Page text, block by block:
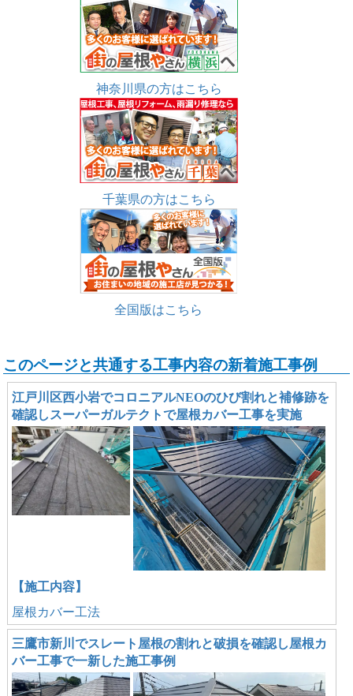
神奈川県の方はこちら
千葉県の方はこちら
全国版はこちら
このページと共通する工事内容の新着施工事例
江戸川区西小岩でコロニアルNEOのひび割れと補修跡を
確認しスーパーガルテクトで屋根カバー工事を実施
【施工内容】
屋根カバー工法
三鷹市新川でスレート屋根の割れと破損を確認し屋根カ
バー工事で一新した施工事例